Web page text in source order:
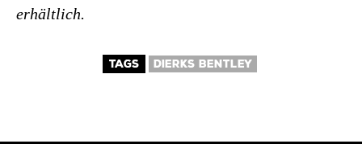
erhältlich.
TAGS DIERKS BENTLEY